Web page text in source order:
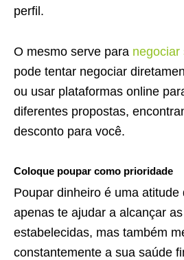
perfil.
O mesmo serve para negociar
pode tentar negociar
ou usar plataformas online
diferentes propostas,
desconto para você.
Coloque poupar como prioridade
Poupar dinheiro é uma atitude
apenas te ajudar a alcançar
estabelecidas, mas também
constantemente a sua saúde